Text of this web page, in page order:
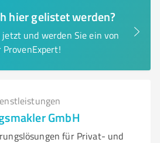
hier gelistet werden?
und werden Sie ein von
GmbH
für Privat- und